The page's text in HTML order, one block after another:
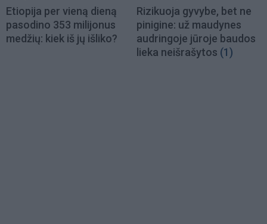
Etiopija per vieną dieną
pasodino 353 milijonus
medžių: kiek iš jų išliko?
Rizikuoja gyvybe, bet ne
pinigine: už maudynes
audringoje jūroje baudos
lieka neišrašytos (1)